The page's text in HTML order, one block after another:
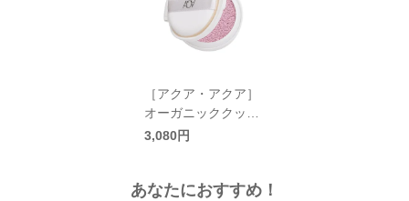
［アクア・アクア］
オーガニッククッシ
ョンコンパクト コン
QUA AQUA
3,080円
あなたにおすすめ！